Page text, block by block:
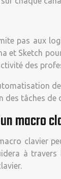
pas aux
et Sketch
des
tâches de
macro
clavier
à